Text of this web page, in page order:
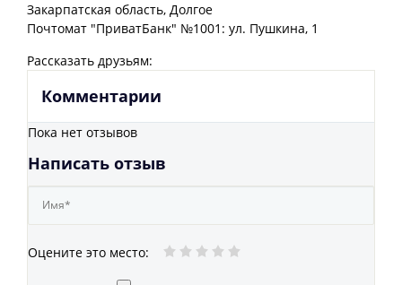
Закарпатская область, Долгое
Почтомат "ПриватБанк" №1001: ул. Пушкина, 1
Рассказать друзьям:
Комментарии
Пока нет отзывов
Написать отзыв
Оцените это место: